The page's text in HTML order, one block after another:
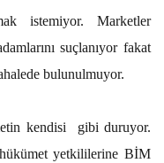
istemiyor. Marketler
suçlanıyor fakat
bulunulmuyor.
kendisi gibi duruyor.
yetkililerine BİM